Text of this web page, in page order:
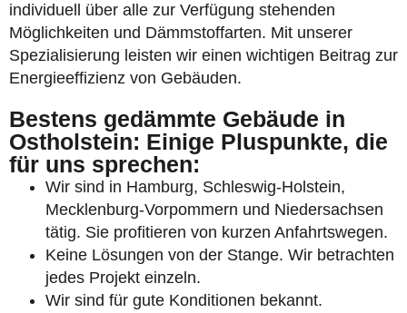
individuell über alle zur Verfügung stehenden
Möglichkeiten und Dämmstoffarten. Mit unserer
Spezialisierung leisten wir einen wichtigen Beitrag zur
Energieeffizienz von Gebäuden.
Bestens gedämmte Gebäude in
Ostholstein: Einige Pluspunkte, die
für uns sprechen:
Wir sind in Hamburg, Schleswig-Holstein,
Mecklenburg-Vorpommern und Niedersachsen
tätig. Sie profitieren von kurzen Anfahrtswegen.
Keine Lösungen von der Stange. Wir betrachten
jedes Projekt einzeln.
Wir sind für gute Konditionen bekannt.